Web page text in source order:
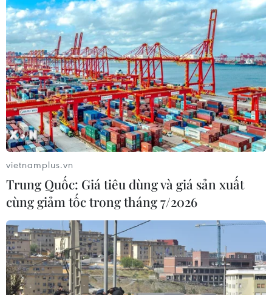
Lãnh đạo Đảng, Nhà nước dự
Phiên khai mạc Đại hội X Mặt trận Tổ
quốc Việt Nam
17/10/2024 01:14
Đại hội đại biểu toàn quốc Mặt trận Tổ quốc Việt Nam
lần thứ X, nhiệm kỳ 2024-2029 có chủ đề "Đoàn kết-Dân
chủ-Đổi mới-Sáng tạo-Phát triển."
vietnamplus.vn
Trung Quốc: Giá tiêu dùng và giá sản xuất
cùng giảm tốc trong tháng 7/2026